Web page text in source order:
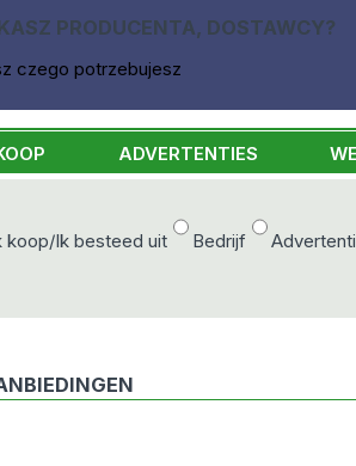
PRODUCENTA, DOSTAWCY?
czego potrzebujesz
ADVERTENTIES
koop/Ik besteed uit Bedrijf